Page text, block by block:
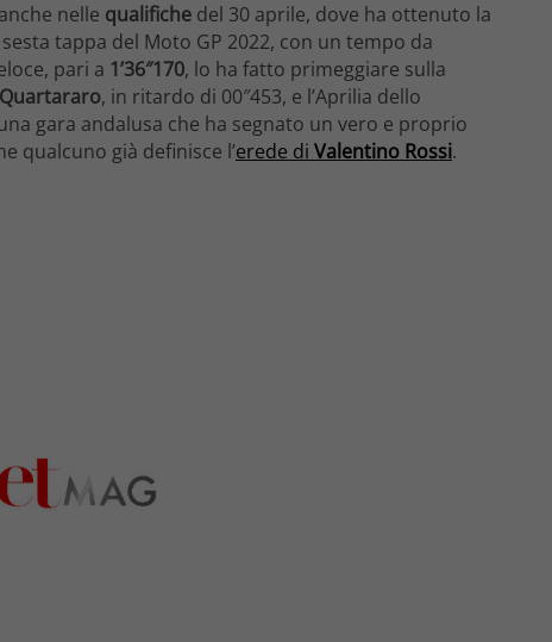
nelle qualifiche del 30 aprile, dove ha ottenuto la
tappa del Moto GP 2022, con un tempo da
pari a 1’36″170, lo ha fatto primeggiare sulla
, in ritardo di 00″453, e l’Aprilia dello
gara andalusa che ha segnato un vero e proprio
qualcuno già definisce l’erede di Valentino Rossi.